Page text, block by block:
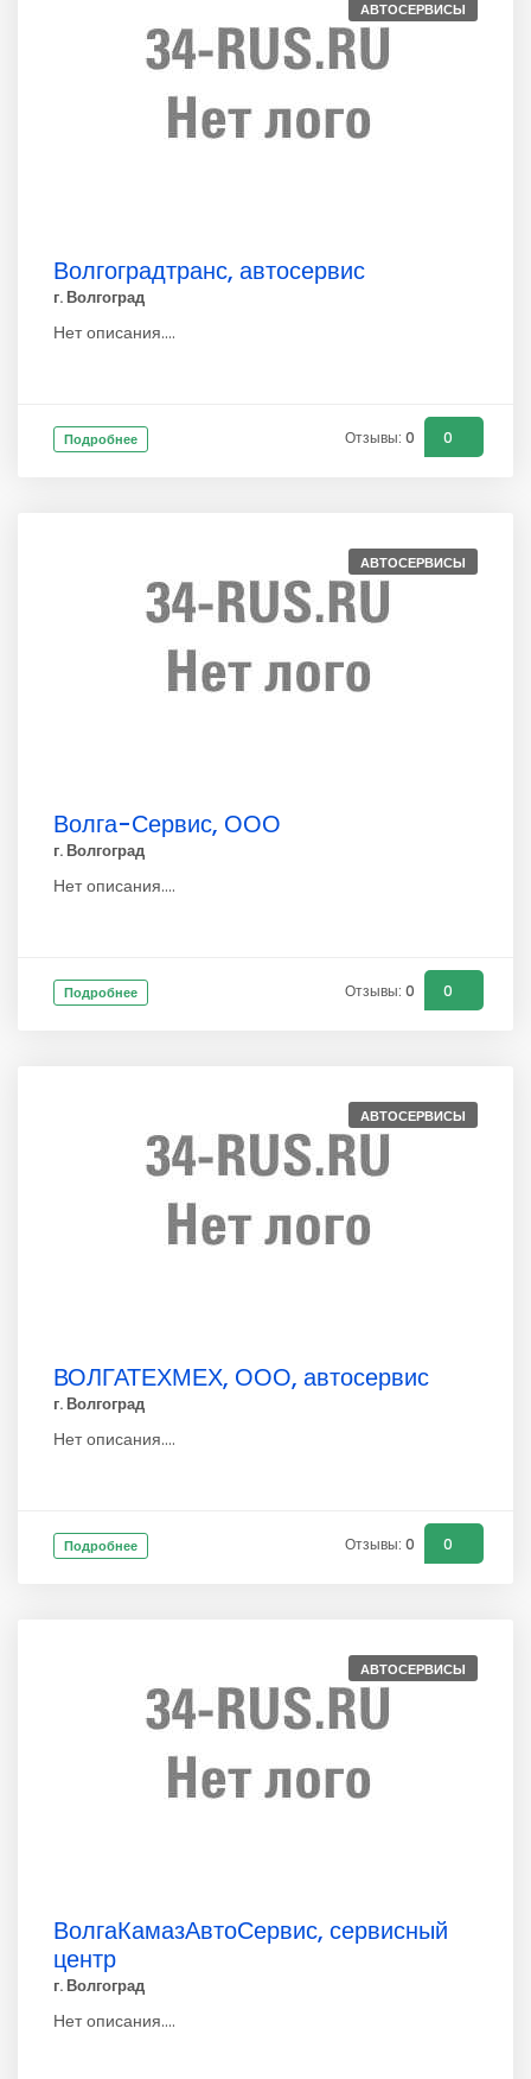
АВТОСЕРВИСЫ
Волгоградтранс, автосервис
г. Волгоград
Нет описания....
Подробнее Отзывы: 0 0
АВТОСЕРВИСЫ
Волга-Сервис, ООО
г. Волгоград
Нет описания....
Подробнее Отзывы: 0 0
АВТОСЕРВИСЫ
ВОЛГАТЕХМЕХ, ООО, автосервис
г. Волгоград
Нет описания....
Подробнее Отзывы: 0 0
АВТОСЕРВИСЫ
ВолгаКамазАвтоСервис, сервисный
центр
г. Волгоград
Нет описания....